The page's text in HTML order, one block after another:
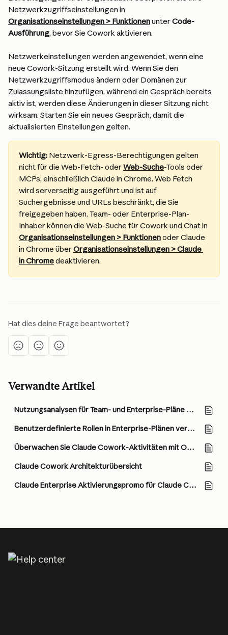
Netzwerkzugriffseinstellungen in
Organisationseinstellungen > Funktionen unter Code-
Ausführung, bevor Sie Cowork aktivieren.
Netzwerkeinstellungen werden angewendet, wenn eine
neue Cowork-Sitzung erstellt wird. Wenn Sie den
Netzwerkzugriffsmodus ändern oder Domänen zur
Zulassungsliste hinzufügen, während ein Gespräch bereits
aktiv ist, werden diese Änderungen in dieser Sitzung nicht
wirksam. Starten Sie ein neues Gespräch, damit die
aktualisierten Einstellungen gelten.
Wichtig: Netzwerk-Egress-Berechtigungen gelten
nicht für die Web-Fetch- oder Web-Suche-Tools oder
MCPs, einschließlich Claude in Chrome. Web Fetch
wird serverseitig ausgeführt und ist auf
Suchergebnisse und URLs beschränkt, die Sie
freigegeben haben. Team- oder Enterprise-Plan-
Inhaber können die Web-Suche für Cowork und Chat in
Organisationseinstellungen > Funktionen oder Claude
in Chrome über Organisationseinstellungen > Claude
in Chrome deaktivieren.
Hat dies deine Frage beantwortet?
Verwandte Artikel
Nutzungsanalysen für Team- und Enterprise-Pläne anzeigen
Benutzerdefinierte Rollen in Enterprise-Plänen verwalten
Überwachen Sie Claude Cowork-Aktivitäten mit OpenTelemetry
Claude Cowork Architekturübersicht
Claude Enterprise Aktivierungspromo für Claude Code und Cowork